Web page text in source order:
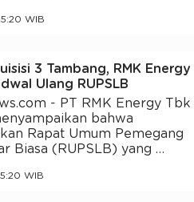
WIB
3 Tambang, RMK Energy
Ulang RUPSLB
- PT RMK Energy Tbk
bahwa
Rapat Umum Pemegang
Biasa (RUPSLB) yang …
WIB